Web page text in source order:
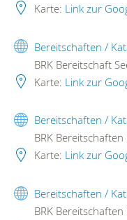
Karte: Link zur
Bereitschaften /
BRK Bereitschaft
Karte: Link zur
Bereitschaften /
BRK
Karte: Link zur
Bereitschaften /
BRK Bereitschaften